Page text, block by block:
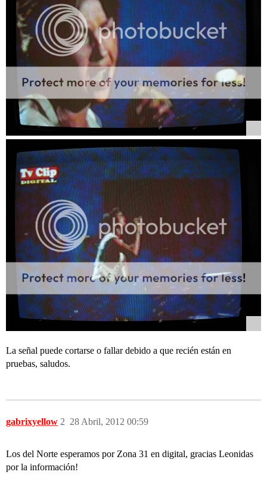
La señal puede cortarse o fallar debido a que recién están en
pruebas, saludos.
gabrixyellow 28 Abril, 2012 00:59
2
Los del Norte esperamos por Zona 31 en digital, gracias Leonidas
por la información!